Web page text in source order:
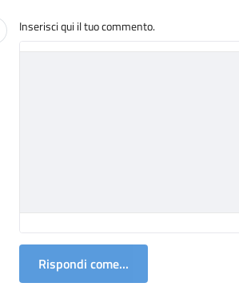
Inserisci qui il tuo commento.
Rispondi come...